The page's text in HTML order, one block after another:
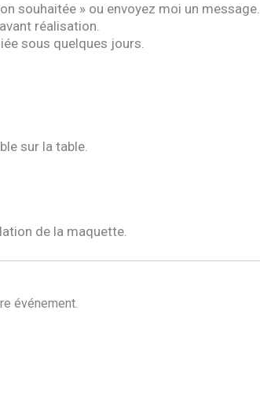
souhaitée » ou envoyez moi un message.
réalisation.
sous quelques jours.
sur la table.
de la maquette.
événement.